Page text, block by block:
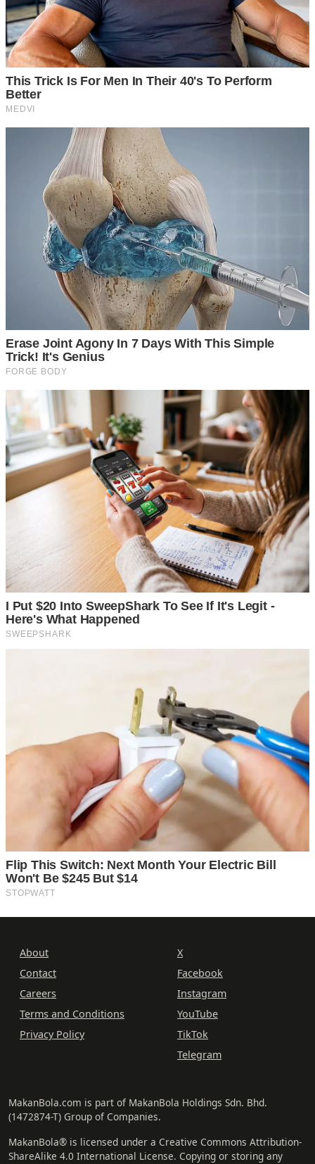
About
Contact
Careers
Terms and Conditions
Privacy Policy
X
Facebook
Instagram
YouTube
TikTok
Telegram
MakanBola.com is part of MakanBola Holdings Sdn. Bhd.
(1472874-T) Group of Companies.
MakanBola® is licensed under a Creative Commons Attribution-
ShareAlike 4.0 International License. Copying or storing any